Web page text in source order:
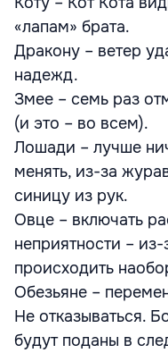
«лапам» брата.
Дракону – ветер
надежд.
Змее – семь раз
(и это – во всем).
Лошади – лучше
менять, из-за
синицу из рук.
Овце – включать
неприятности –
происходить
Обезьяне –
Не отказываться.
будут поданы в